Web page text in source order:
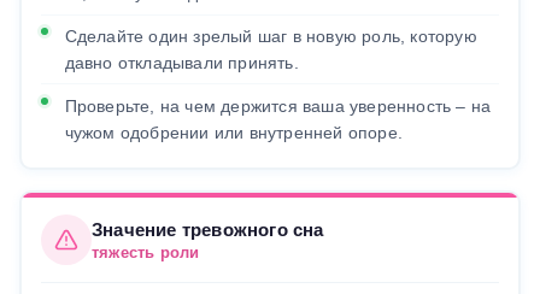
Сделайте один зрелый шаг в новую роль, которую
давно откладывали принять.
Проверьте, на чем держится ваша уверенность – на
чужом одобрении или внутренней опоре.
Значение тревожного сна
тяжесть роли